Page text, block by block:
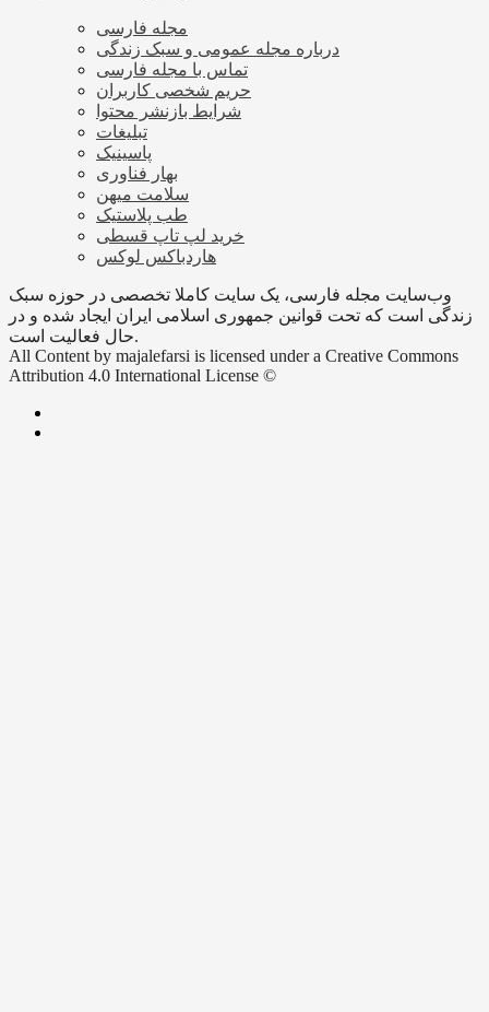
مجله فارسی
درباره مجله عمومی و سبک زندگی
تماس با مجله فارسی
حریم شخصی کاربران
شرایط بازنشر محتوا
تبلیغات
پاسینیک
بهار فناوری
سلامت میهن
طب پلاستیک
خرید لپ تاپ قسطی
هاردباکس لوکس
وب‌سایت مجله فارسی، یک سایت کاملا تخصصی در حوزه سبک
زندگی است که تحت قوانین جمهوری اسلامی ایران ایجاد شده و در
حال فعالیت است.
All Content by majalefarsi is licensed under a Creative Commons
Attribution 4.0 International License ©️